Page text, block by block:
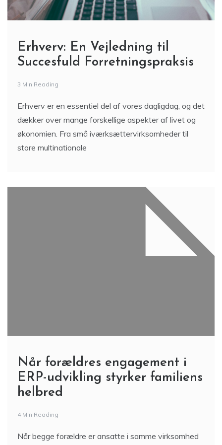
Erhverv: En Vejledning til
Succesfuld Forretningspraksis
3 Min Reading
Erhverv er en essentiel del af vores dagligdag, og det
dækker over mange forskellige aspekter af livet og
økonomien. Fra små iværksættervirksomheder til
store multinationale
Når forældres engagement i
ERP-udvikling styrker familiens
helbred
4 Min Reading
Når begge forældre er ansatte i samme virksomhed